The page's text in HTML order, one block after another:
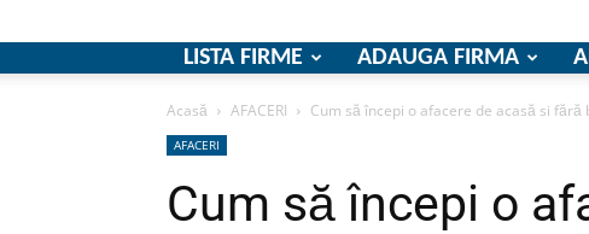
LISTA FIRME ADAUGA FIRMA
Acasă AFACERI Cum să începi o afacere de acasă si fără
AFACERI
Cum să începi o